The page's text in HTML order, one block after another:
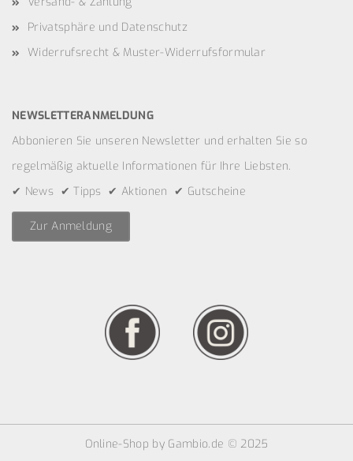
Privatsphäre und Datenschutz
Widerrufsrecht & Muster-Widerrufsformular
NEWSLETTERANMELDUNG
Abbonieren Sie unseren Newsletter und erhalten Sie so
regelmäßig aktuelle Informationen für Ihre Liebsten.
✔ News ✔ Tipps ✔ Aktionen ✔ Gutscheine
Zur Anmeldung
Online-Shop by Gambio.de © 2025